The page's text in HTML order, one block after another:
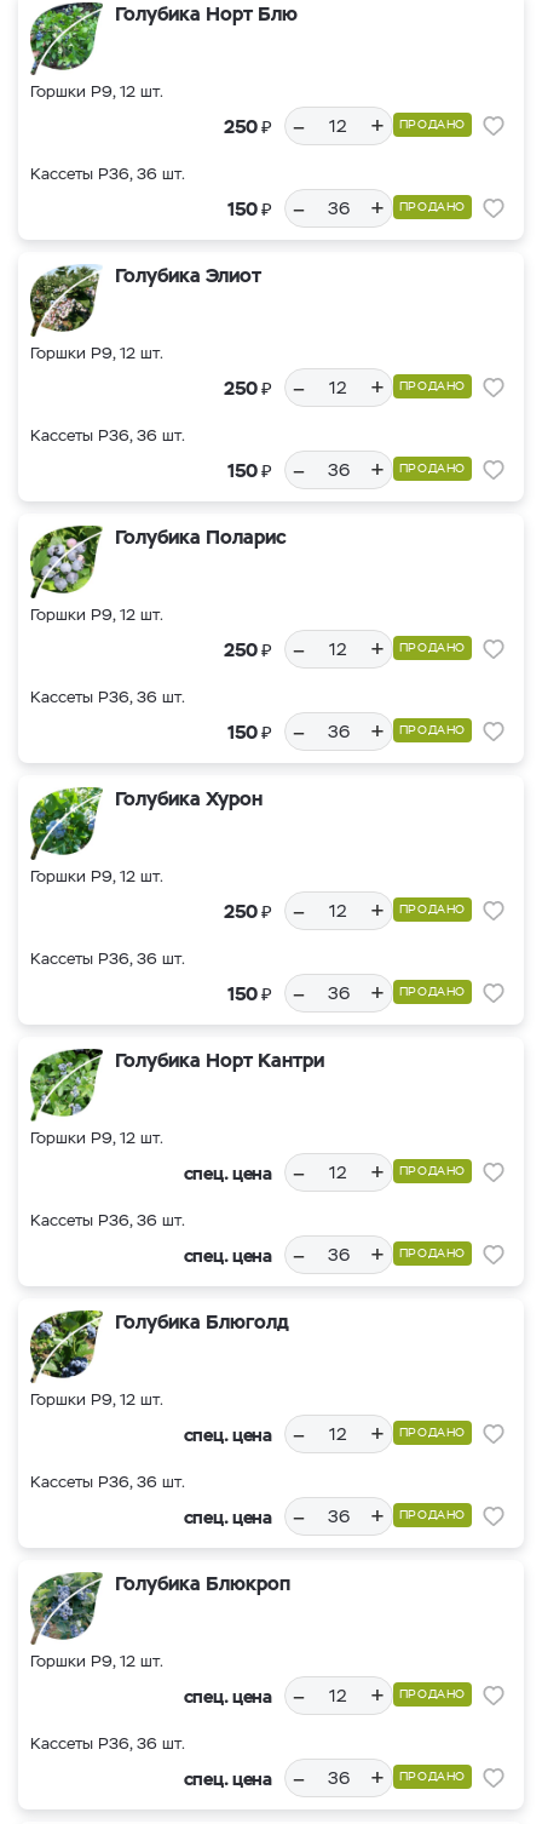
Голубика Норт Блю
Горшки Р9, 12 шт.
250₽ – + ПРОДАНО
Кассеты Р36, 36 шт.
150₽ – + ПРОДАНО
Голубика Элиот
Горшки Р9, 12 шт.
250₽ – + ПРОДАНО
Кассеты Р36, 36 шт.
150₽ – + ПРОДАНО
Голубика Поларис
Горшки Р9, 12 шт.
250₽ – + ПРОДАНО
Кассеты Р36, 36 шт.
150₽ – + ПРОДАНО
Голубика Хурон
Горшки Р9, 12 шт.
250₽ – + ПРОДАНО
Кассеты Р36, 36 шт.
150₽ – + ПРОДАНО
Голубика Норт Кантри
Горшки Р9, 12 шт.
спец. цена – + ПРОДАНО
Кассеты Р36, 36 шт.
спец. цена – + ПРОДАНО
Голубика Блюголд
Горшки Р9, 12 шт.
спец. цена – + ПРОДАНО
Кассеты Р36, 36 шт.
спец. цена – + ПРОДАНО
Голубика Блюкроп
Горшки Р9, 12 шт.
спец. цена – + ПРОДАНО
Кассеты Р36, 36 шт.
спец. цена – + ПРОДАНО